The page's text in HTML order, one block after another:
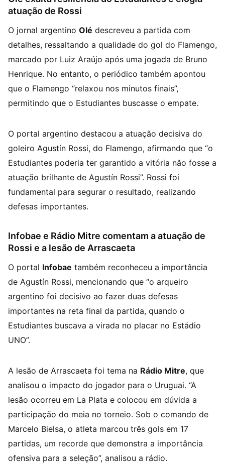
atuação de Rossi
O jornal argentino Olé descreveu a partida com
detalhes, ressaltando a qualidade do gol do Flamengo,
marcado por Luiz Araújo após uma jogada de Bruno
Henrique. No entanto, o periódico também apontou
que o Flamengo “relaxou nos minutos finais”,
permitindo que o Estudiantes buscasse o empate.
O portal argentino destacou a atuação decisiva do
goleiro Agustín Rossi, do Flamengo, afirmando que “o
Estudiantes poderia ter garantido a vitória não fosse a
atuação brilhante de Agustín Rossi”. Rossi foi
fundamental para segurar o resultado, realizando
defesas importantes.
Infobae e Rádio Mitre comentam a atuação de
Rossi e a lesão de Arrascaeta
O portal Infobae também reconheceu a importância
de Agustín Rossi, mencionando que “o arqueiro
argentino foi decisivo ao fazer duas defesas
importantes na reta final da partida, quando o
Estudiantes buscava a virada no placar no Estádio
UNO”.
A lesão de Arrascaeta foi tema na Rádio Mitre, que
analisou o impacto do jogador para o Uruguai. “A
lesão ocorreu em La Plata e colocou em dúvida a
participação do meia no torneio. Sob o comando de
Marcelo Bielsa, o atleta marcou três gols em 17
partidas, um recorde que demonstra a importância
ofensiva para a seleção”, analisou a rádio.